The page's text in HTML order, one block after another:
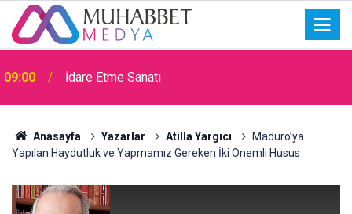
09:00 İdare Etme Sanatı
Anasayfa Yazarlar Atilla Yargıcı
Maduro’ya
Yapılan Haydutluk ve Yapmamız Gereken İki Önemli Husus